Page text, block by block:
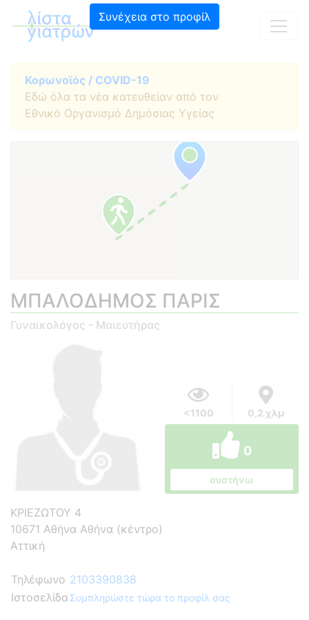
Συνέχεια στο προφίλ
Κορωνοϊός / COVID-19
Εδώ όλα τα νέα κατευθείαν από τον
Εθνικό Οργανισμό Δημόσιας Υγείας
ΜΠΑΛΟΔΗΜΟΣ ΠΑΡΙΣ
Γυναικολόγος - Μαιευτήρας
<1100 0,2 χλμ
0
συστήνω
ΚΡΙΕΖΩΤΟΥ 4
10671 Αθήνα Αθήνα (κέντρο)
Αττική
Τηλέφωνο 2103390838
Ιστοσελίδα Συμπληρώστε τώρα το προφίλ σας